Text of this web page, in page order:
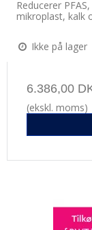
Reducerer
mikroplast, kalk
Ikke på lager
6.386,00
(ekskl. moms)